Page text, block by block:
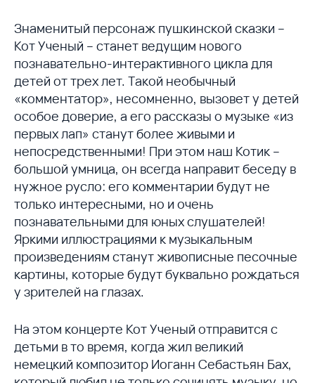
Знаменитый персонаж пушкинской сказки –
Кот Ученый – станет ведущим нового
познавательно-интерактивного цикла для
детей от трех лет. Такой необычный
«комментатор», несомненно, вызовет у детей
особое доверие, а его рассказы о музыке «из
первых лап» станут более живыми и
непосредственными! При этом наш Котик –
большой умница, он всегда направит беседу в
нужное русло: его комментарии будут не
только интересными, но и очень
познавательными для юных слушателей!
Яркими иллюстрациями к музыкальным
произведениям станут живописные песочные
картины, которые будут буквально рождаться
у зрителей на глазах.
На этом концерте Кот Ученый отправится с
детьми в то время, когда жил великий
немецкий композитор Иоганн Себастьян Бах,